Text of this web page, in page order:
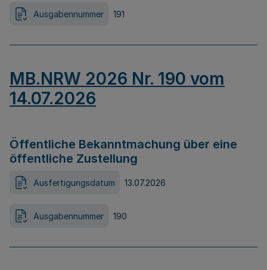
Ausgabennummer 191
MB.NRW 2026 Nr. 190 vom
14.07.2026
Öffentliche Bekanntmachung über eine
öffentliche Zustellung
Ausfertigungsdatum 13.07.2026
Ausgabennummer 190